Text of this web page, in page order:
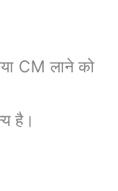
CM लाने को
है।